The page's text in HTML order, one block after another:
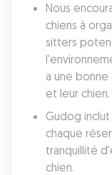
Nous
chiens à
sitters
a une
et leur chien.
Gudog
chaque
tranquillité
chien.